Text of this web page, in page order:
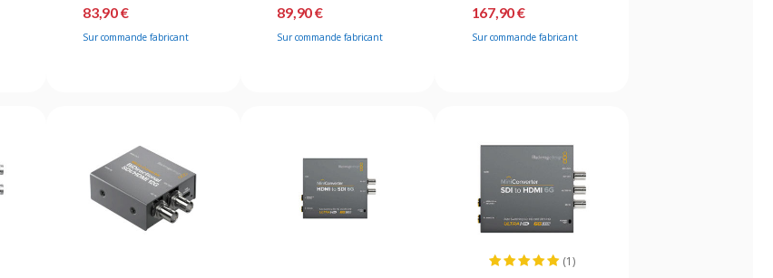
83,90 €
Sur commande fabricant
89,90 €
Sur commande fabricant
167,90 €
Sur commande fabricant
(1)